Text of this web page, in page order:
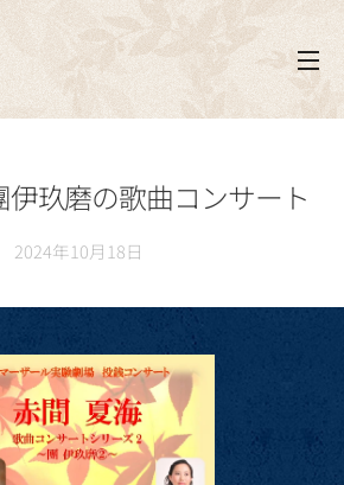
玖磨の歌曲コンサート
2024年10月18日